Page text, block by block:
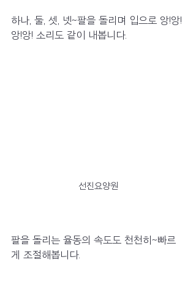
하나, 둘, 셋, 넷~팔을 돌리며 입으로 앙!앙!
앙!앙! 소리도 같이 내봅니다.
선진요양원
팔을 돌리는 율동의 속도도 천천히~빠르
게 조절해봅니다.